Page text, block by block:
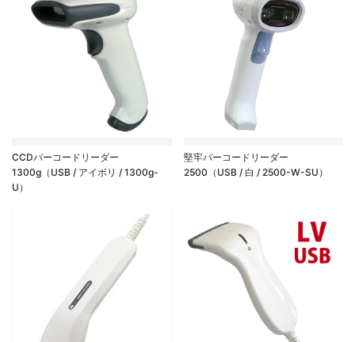
CCDバーコードリーダー
1300g（USB / アイボリ / 1300g-
U）
堅牢バーコードリーダー
2500（USB / 白 / 2500-W-SU）